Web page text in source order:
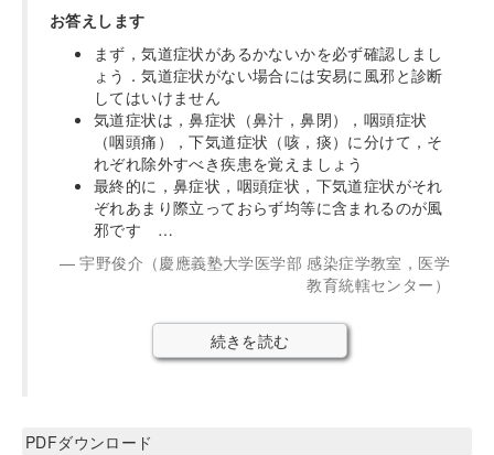
お答えします
まず，気道症状があるかないかを必ず確認しまし
ょう．気道症状がない場合には安易に風邪と診断
してはいけません
気道症状は，鼻症状（鼻汁，鼻閉），咽頭症状
（咽頭痛），下気道症状（咳，痰）に分けて，そ
れぞれ除外すべき疾患を覚えましょう
最終的に，鼻症状，咽頭症状，下気道症状がそれ
ぞれあまり際立っておらず均等に含まれるのが風
邪です …
宇野俊介（慶應義塾大学医学部 感染症学教室，医学
教育統轄センター）
続きを読む
PDFダウンロード